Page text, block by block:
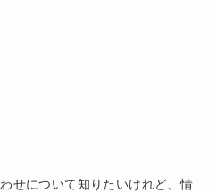
せについて知りたいけれど、情